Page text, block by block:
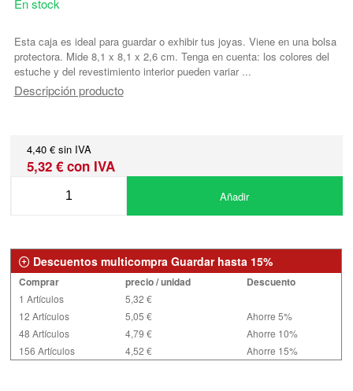
En stock
Esta caja es ideal para guardar o exhibir tus joyas. Viene en una bolsa
protectora. Mide 8,1 x 8,1 x 2,6 cm. Tenga en cuenta: los colores del
estuche y del revestimiento interior pueden variar ...
Descripción producto
4,40 € sin IVA
5,32 € con IVA
Añadir
Descuentos multicompra Guardar hasta 15%
Comprar precio / unidad Descuento
1 Artículos
5,32 €
12 Artículos
5,05 €
Ahorre 5%
48 Artículos
4,79 €
Ahorre 10%
156 Artículos
4,52 € Ahorre 15%